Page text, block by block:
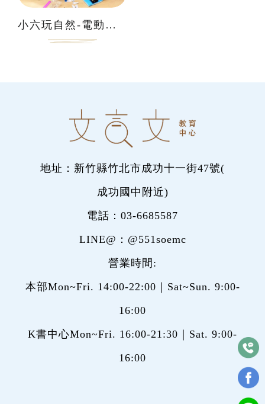
小六玩自然-電動機實驗
地址：新竹縣竹北市成功十一街47號(
成功國中附近)
電話： 03-6685587
LINE@： @551soemc
營業時間:
本部Mon~Fri. 14:00-22:00｜Sat~Sun. 9:00-
16:00
K書中心Mon~Fri. 16:00-21:30｜Sat. 9:00-
16:00